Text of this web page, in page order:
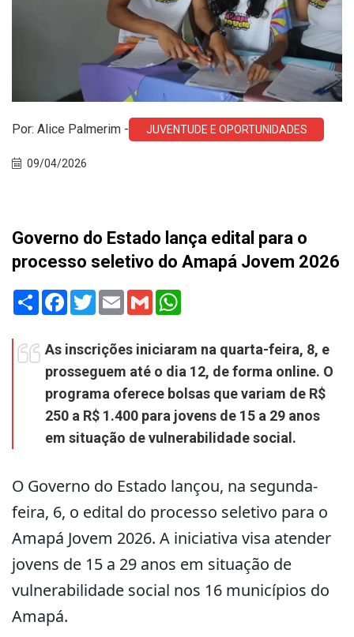
Por: Alice Palmerim - JUVENTUDE E OPORTUNIDADES
09/04/2026
Governo do Estado lança edital para o
processo seletivo do Amapá Jovem 2026
Share Facebook
TwitterEmail Gmail
As inscrições iniciaram na quarta-feira, 8, e
prosseguem até o dia 12, de forma online. O
programa oferece bolsas que variam de R$
250 a R$ 1.400 para jovens de 15 a 29 anos
em situação de vulnerabilidade social.
O Governo do Estado lançou, na segunda-
feira, 6, o edital do processo seletivo para o
Amapá Jovem 2026. A iniciativa visa atender
jovens de 15 a 29 anos em situação de
vulnerabilidade social nos 16 municípios do
Amapá.